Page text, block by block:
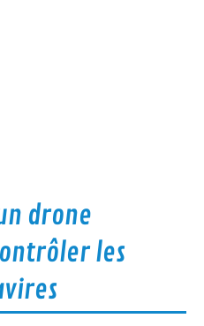
drone
les